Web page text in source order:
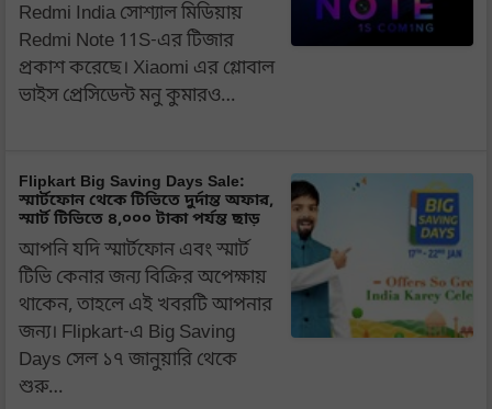
Redmi India সোশ্যাল মিডিয়ায়
Redmi Note 11S-এর টিজার
প্রকাশ করেছে। Xiaomi এর গ্লোবাল
ভাইস প্রেসিডেন্ট মনু কুমারও…
Flipkart Big Saving Days Sale:
স্মার্টফোন থেকে টিভিতে দুর্দান্ত অফার,
স্মার্ট টিভিতে ৪,০০০ টাকা পর্যন্ত ছাড়
আপনি যদি স্মার্টফোন এবং স্মার্ট
টিভি কেনার জন্য বিক্রির অপেক্ষায়
থাকেন, তাহলে এই খবরটি আপনার
জন্য। Flipkart-এ Big Saving
Days সেল ১৭ জানুয়ারি থেকে
শুরু…